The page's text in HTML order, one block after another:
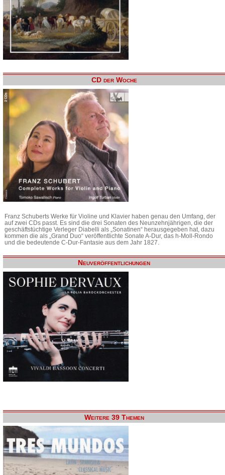
CD der Woche
Franz Schuberts Werke für Violine und Klavier haben genau den Umfang, der
auf zwei CDs passt. Es sind die drei Sonaten des Neunzehnjährigen, die der
geschäftstüchtige Verleger Diabelli als „Sonatinen“ herausgegeben hat, dazu
kommen die als „Grand Duo“ veröffentlichte Sonate A-Dur, das h-Moll-Rondo
und die bedeutende C-Dur-Fantasie aus dem Jahr 1827.
Neuveröffentlichungen
Weitere 39 Themen